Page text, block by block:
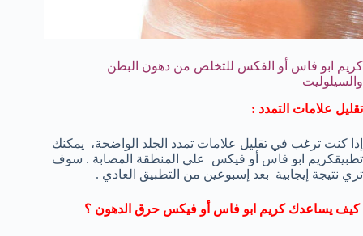
كريم ابو فاس أو الفكس للتخلص من دهون البطن
والسيلوليت
تقليل علامات التمدد :
إذا كنت ترغب في تقليل علامات تمدد الجلد الواضحة، يمكنك
تطبيقكريم ابو فاس أو فيكس علي المنطقة المصابة . سوف
تري نتيجة إيجابية بعد إسبوعين من التطبيق العادي .
كيف يساعدك كريم ابو فاس أو فيكس حرق الدهون ؟